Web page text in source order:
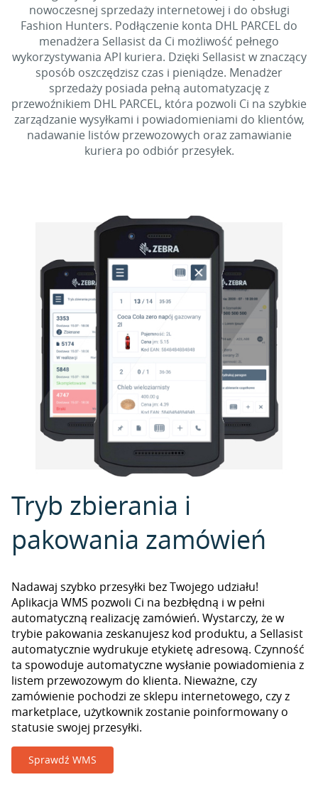
nowoczesnej sprzedaży internetowej i do obsługi
Fashion Hunters. Podłączenie konta DHL PARCEL do
menadżera Sellasist da Ci możliwość pełnego
wykorzystywania API kuriera. Dzięki Sellasist w znaczący
sposób oszczędzisz czas i pieniądze. Menadżer
sprzedaży posiada pełną automatyzację z
przewoźnikiem DHL PARCEL, która pozwoli Ci na szybkie
zarządzanie wysyłkami i powiadomieniami do klientów,
nadawanie listów przewozowych oraz zamawianie
kuriera po odbiór przesyłek.
Tryb zbierania i
pakowania zamówień
Nadawaj szybko przesyłki bez Twojego udziału!
Aplikacja WMS pozwoli Ci na bezbłędną i w pełni
automatyczną realizację zamówień. Wystarczy, że w
trybie pakowania zeskanujesz kod produktu, a Sellasist
automatycznie wydrukuje etykietę adresową. Czynność
ta spowoduje automatyczne wysłanie powiadomienia z
listem przewozowym do klienta. Nieważne, czy
zamówienie pochodzi ze sklepu internetowego, czy z
marketplace, użytkownik zostanie poinformowany o
statusie swojej przesyłki.
Sprawdź WMS